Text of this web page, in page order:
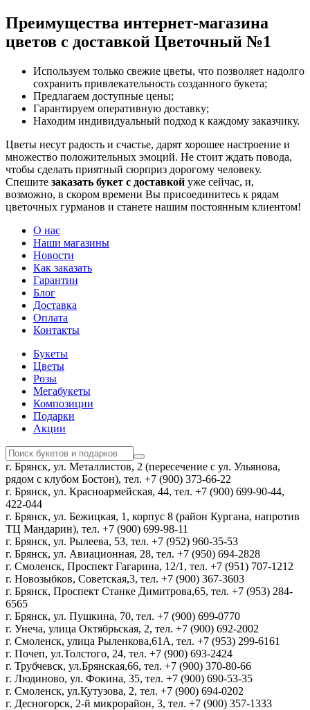
Преимущества интернет-магазина
цветов с доставкой Цветочный №1
Используем только свежие цветы, что позволяет надолго
сохранить привлекательность созданного букета;
Предлагаем доступные цены;
Гарантируем оперативную доставку;
Находим индивидуальный подход к каждому заказчику.
Цветы несут радость и счастье, дарят хорошее настроение и
множество положительных эмоций. Не стоит ждать повода,
чтобы сделать приятный сюрприз дорогому человеку.
Спешите заказать букет с доставкой уже сейчас, и,
возможно, в скором времени Вы присоединитесь к рядам
цветочных гурманов и станете нашим постоянным клиентом!
О нас
Наши магазины
Новости
Как заказать
Гарантии
Блог
Доставка
Оплата
Контакты
Букеты
Цветы
Розы
Мегабукеты
Композиции
Подарки
Акции
г. Брянск, ул. Металлистов, 2 (пересечение с ул. Ульянова,
рядом с клубом Бостон), тел. +7 (900) 373-66-22
г. Брянск, ул. Красноармейская, 44, тел. +7 (900) 699-90-44,
422-044
г. Брянск, ул. Бежицкая, 1, корпус 8 (район Кургана, напротив
ТЦ Мандарин), тел. +7 (900) 699-98-11
г. Брянск, ул. Рылеева, 53, тел. +7 (952) 960-35-53
г. Брянск, ул. Авиационная, 28, тел. +7 (950) 694-2828
г. Смоленск, Проспект Гагарина, 12/1, тел. +7 (951) 707-1212
г. Новозыбков, Советская,3, тел. +7 (900) 367-3603
г. Брянск, Проспект Станке Димитрова,65, тел. +7 (953) 284-
6565
г. Брянск, ул. Пушкина, 70, тел. +7 (900) 699-0770
г. Унеча, улица Октябрьская, 2, тел. +7 (900) 692-2002
г. Смоленск, улица Рыленкова,61А, тел. +7 (953) 299-6161
г. Почеп, ул.Толстого, 24, тел. +7 (900) 693-2424
г. Трубчевск, ул.Брянская,66, тел. +7 (900) 370-80-66
г. Людиново, ул. Фокина, 35, тел. +7 (900) 690-53-35
г. Смоленск, ул.Кутузова, 2, тел. +7 (900) 694-0202
г. Десногорск, 2-й микрорайон, 3, тел. +7 (900) 357-1333